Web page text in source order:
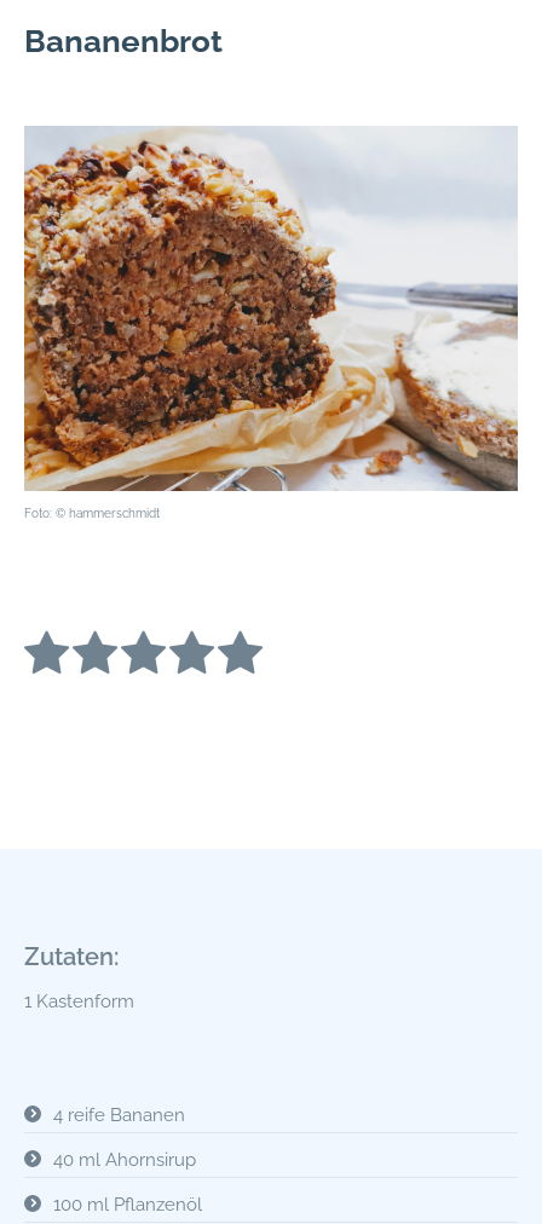
Bananenbrot
Foto: © hammerschmidt
Zutaten:
1 Kastenform
4 reife Bananen
40 ml Ahornsirup
100 ml Pflanzenöl